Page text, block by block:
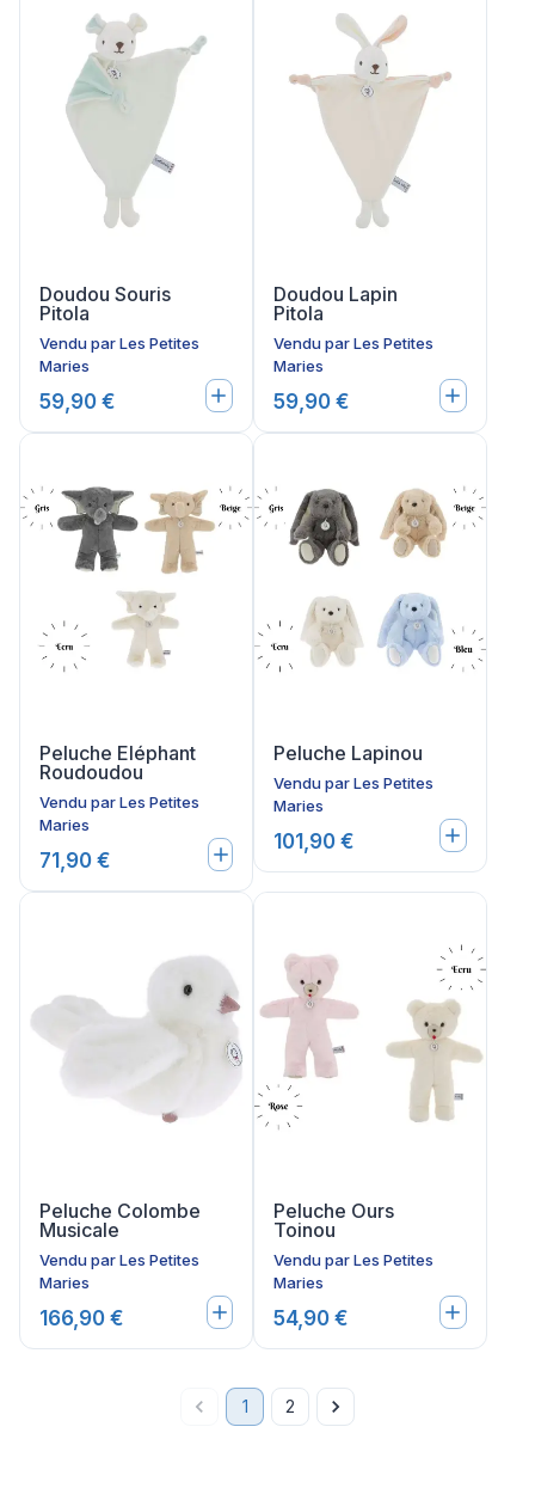
Doudou Souris
Pitola
Vendu parLes Petites
Maries
59,90 €
Doudou Lapin
Pitola
Vendu parLes Petites
Maries
59,90 €
Peluche Eléphant
Roudoudou
Vendu parLes Petites
Maries
71,90 €
Peluche Lapinou
Vendu parLes Petites
Maries
101,90 €
Peluche Colombe
Musicale
Vendu parLes Petites
Maries
166,90 €
Peluche Ours
Toinou
Vendu parLes Petites
Maries
54,90 €
1 2